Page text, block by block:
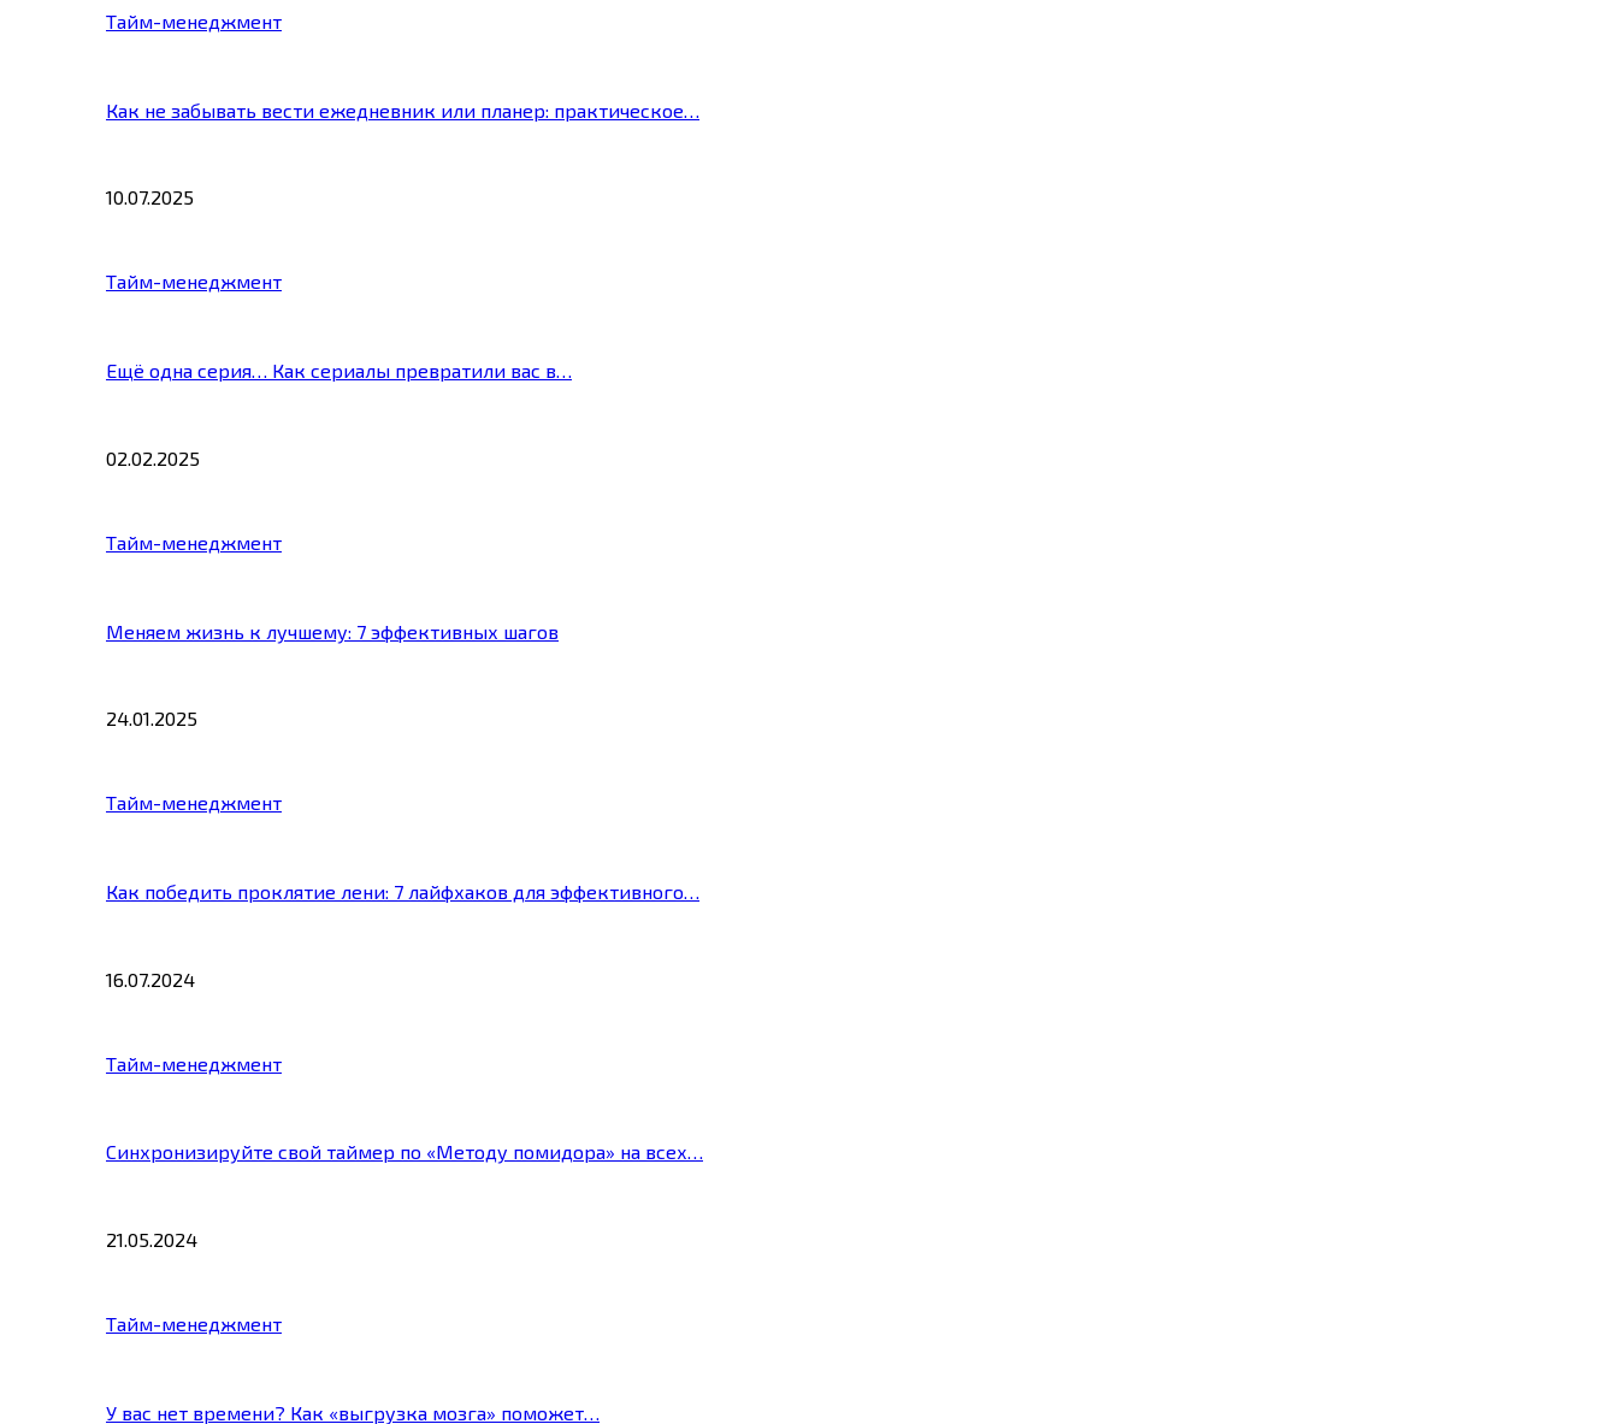
Тайм-менеджмент
Как не забывать вести ежедневник или планер: практическое…
10.07.2025
Тайм-менеджмент
Ещё одна серия… Как сериалы превратили вас в…
02.02.2025
Тайм-менеджмент
Меняем жизнь к лучшему: 7 эффективных шагов
24.01.2025
Тайм-менеджмент
Как победить проклятие лени: 7 лайфхаков для эффективного…
16.07.2024
Тайм-менеджмент
Синхронизируйте свой таймер по «Методу помидора» на всех…
21.05.2024
Тайм-менеджмент
У вас нет времени? Как «выгрузка мозга» поможет…